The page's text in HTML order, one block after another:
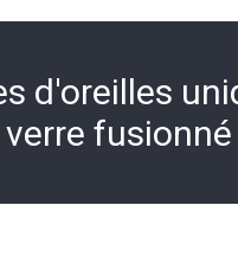
d'oreilles
verre fusionné